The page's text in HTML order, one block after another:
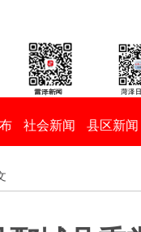
社会新闻 县区新闻